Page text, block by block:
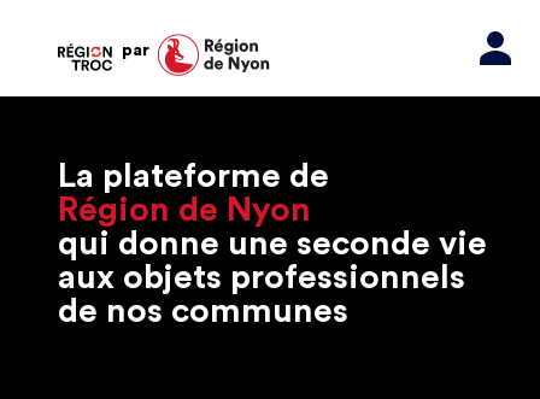
par
La plateforme de
Région de Nyon
qui donne une seconde vie
aux objets professionnels
de nos communes